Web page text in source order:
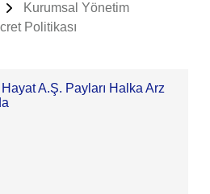
Kurumsal Yönetim
Politikası
A.Ş. Payları Halka Arz